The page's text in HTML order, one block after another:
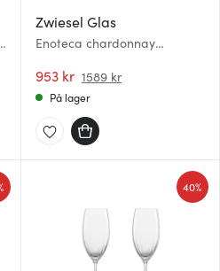
Zwiesel Glas
Enoteca chardonnay
953 kr 1589 kr
På lager
40%